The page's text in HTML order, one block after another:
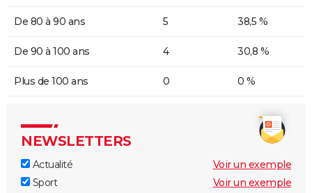
De 80 à 90 ans 5 38,5 %
De 90 à 100 ans 4 30,8 %
Plus de 100 ans 0 0 %
NEWSLETTERS
Actualité
Voir un exemple
Sport
Voir un exemple